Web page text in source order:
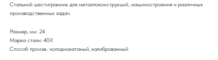
Стальной шестигранник для металлоконструкций, машиностроения и различных
производственных задач.
Размер, мм: 24
Марка стали: 40Х
Способ произв.: холоднокатаный, калиброванный